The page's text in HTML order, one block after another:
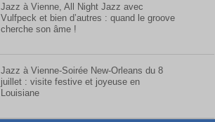
Jazz à Vienne, All Night Jazz avec
Vulfpeck et bien d’autres : quand le groove
cherche son âme !
Jazz à Vienne-Soirée New-Orleans du 8
juillet : visite festive et joyeuse en
Louisiane